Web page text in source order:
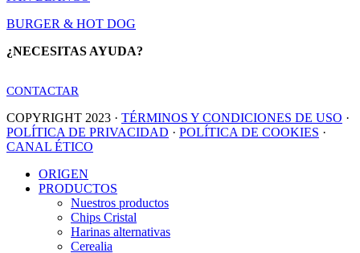
BURGER & HOT DOG
¿NECESITAS AYUDA?
CONTACTAR
COPYRIGHT 2023 · TÉRMINOS Y CONDICIONES DE USO ·
POLÍTICA DE PRIVACIDAD · POLÍTICA DE COOKIES ·
CANAL ÉTICO
Close
Menu
ORIGEN
PRODUCTOS
Nuestros productos
Chips Cristal
Harinas alternativas
Cerealia